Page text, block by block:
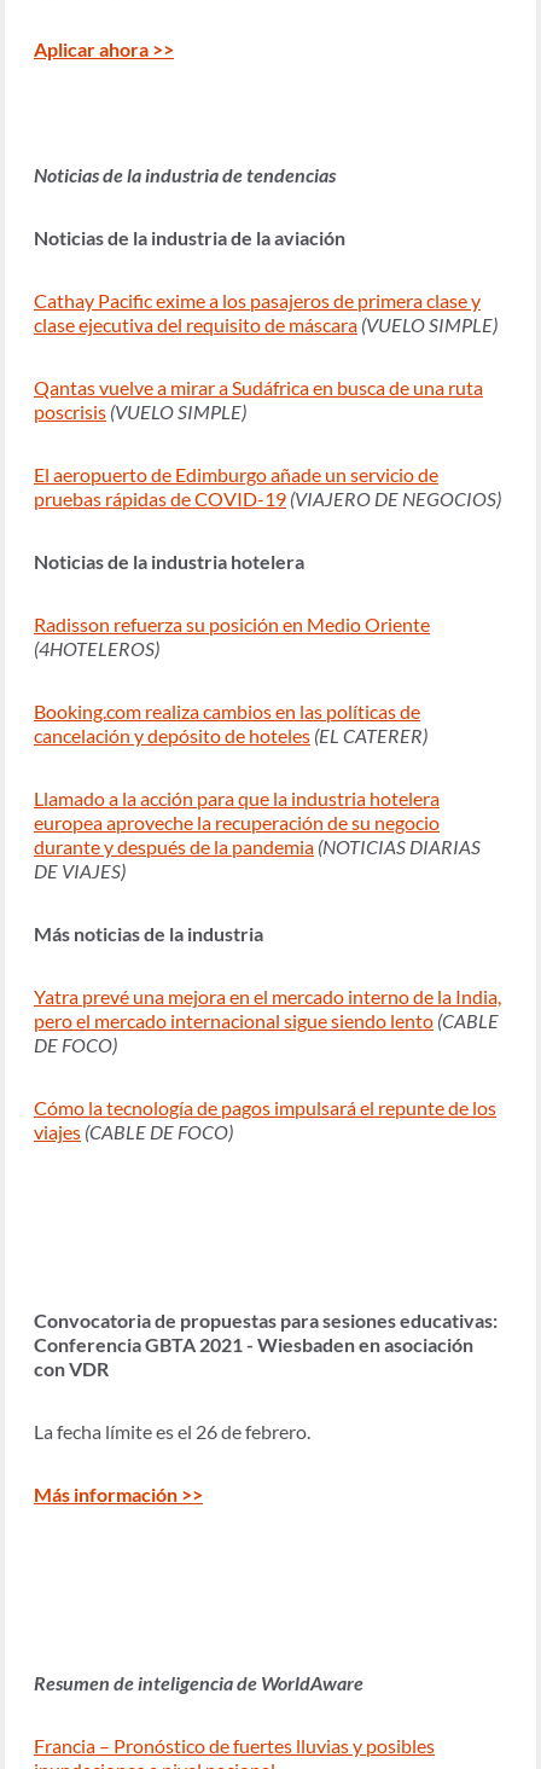
Aplicar ahora >>
Noticias de la industria de tendencias
Noticias de la industria de la aviación
Cathay Pacific exime a los pasajeros de primera clase y
clase ejecutiva del requisito de máscara (VUELO SIMPLE)
Qantas vuelve a mirar a Sudáfrica en busca de una ruta
poscrisis (VUELO SIMPLE)
El aeropuerto de Edimburgo añade un servicio de
pruebas rápidas de COVID-19 (VIAJERO DE NEGOCIOS)
Noticias de la industria hotelera
Radisson refuerza su posición en Medio Oriente
(4HOTELEROS)
Booking.com realiza cambios en las políticas de
cancelación y depósito de hoteles (EL CATERER)
Llamado a la acción para que la industria hotelera
europea aproveche la recuperación de su negocio
durante y después de la pandemia (NOTICIAS DIARIAS
DE VIAJES)
Más noticias de la industria
Yatra prevé una mejora en el mercado interno de la India,
pero el mercado internacional sigue siendo lento (CABLE
DE FOCO)
Cómo la tecnología de pagos impulsará el repunte de los
viajes (CABLE DE FOCO)
Convocatoria de propuestas para sesiones educativas:
Conferencia GBTA 2021 - Wiesbaden en asociación
con VDR
La fecha límite es el 26 de febrero.
Más información >>
Resumen de inteligencia de WorldAware
Francia – Pronóstico de fuertes lluvias y posibles